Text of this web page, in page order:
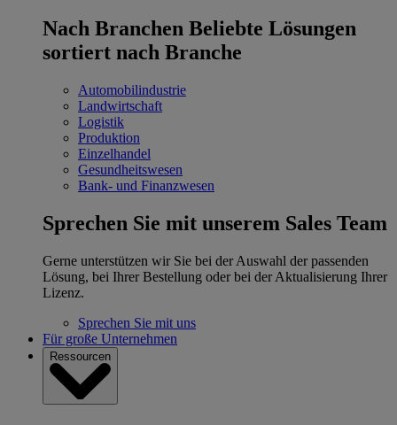
Nach Branchen Beliebte Lösungen
sortiert nach Branche
Automobilindustrie
Landwirtschaft
Logistik
Produktion
Einzelhandel
Gesundheitswesen
Bank- und Finanzwesen
Sprechen Sie mit unserem Sales Team
Gerne unterstützen wir Sie bei der Auswahl der passenden
Lösung, bei Ihrer Bestellung oder bei der Aktualisierung Ihrer
Lizenz.
Sprechen Sie mit uns
Für große Unternehmen
Ressourcen